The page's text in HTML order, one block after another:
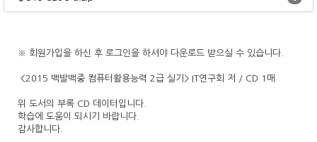
※ 회원가입을 하신 후 로그인을 하셔야 다운로드 받으실 수 있습니다.
<2015 백발백중 컴퓨터활용능력 2급 실기> IT연구회 저 / CD 1매
위 도서의 부록 CD 데이터입니다.
학습에 도움이 되시기 바랍니다.
감사합니다.